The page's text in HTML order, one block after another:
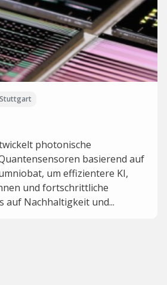
Stuttgart
photonische
basierend auf
um effizientere KI,
und fortschrittliche
auf Nachhaltigkeit und...